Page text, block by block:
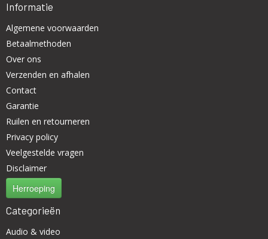
Informatie
Algemene voorwaarden
Betaalmethoden
Over ons
Verzenden en afhalen
Contact
Garantie
Ruilen en retourneren
Privacy policy
Veelgestelde vragen
Disclaimer
Herroeping
Categorieën
Audio & video